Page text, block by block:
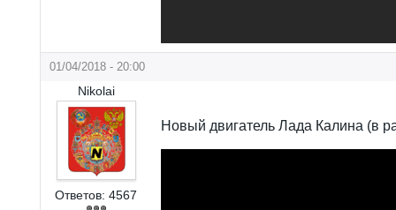
01/04/2018 - 20:00
Nikolai
Ответов: 4567
Новый двигатель Лада Калина (в